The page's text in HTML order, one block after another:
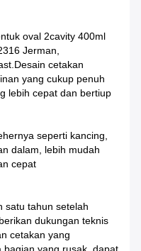
oval 2cavity 400ml
Jerman,
cetakan
yang cukup penuh
lebih cepat dan bertiup
seperti kancing,
dalam, lebih mudah
cepat
satu tahun setelah
dukungan teknis
cetakan yang